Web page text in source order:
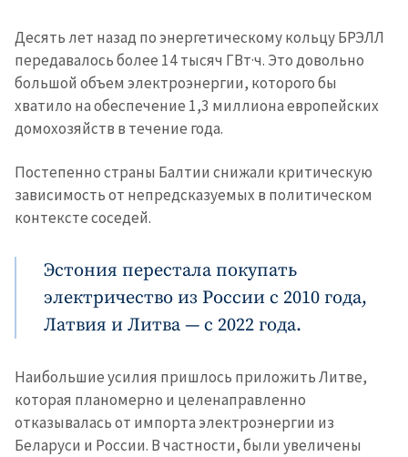
Десять лет назад по энергетическому кольцу БРЭЛЛ
передавалось более 14 тысяч ГВт·ч. Это довольно
большой объем электроэнергии, которого бы
хватило на обеспечение 1,3 миллиона европейских
домохозяйств в течение года.
Постепенно страны Балтии снижали критическую
зависимость от непредсказуемых в политическом
контексте соседей.
Эстония перестала покупать
электричество из России с 2010 года,
Латвия и Литва — с 2022 года.
Наибольшие усилия пришлось приложить Литве,
которая планомерно и целенаправленно
отказывалась от импорта электроэнергии из
Беларуси и России. В частности, были увеличены